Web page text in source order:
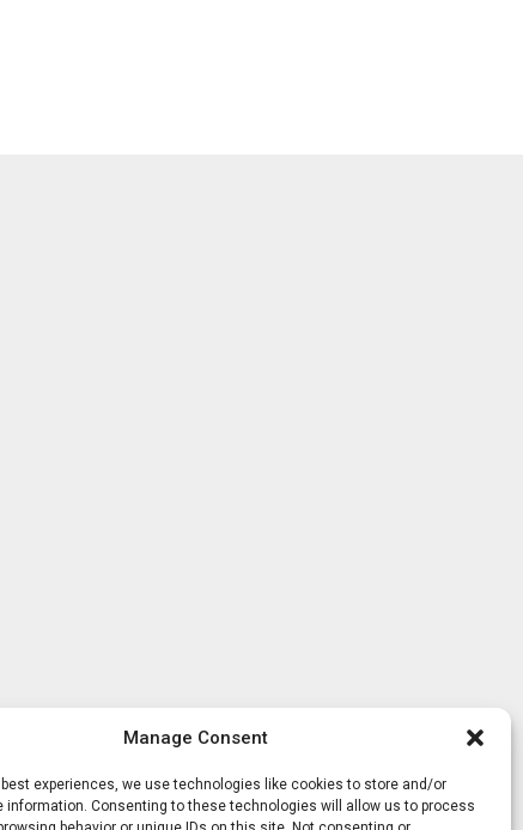
Manage Consent
best experiences, we use technologies like cookies to store and/or
information. Consenting to these technologies will allow us to process